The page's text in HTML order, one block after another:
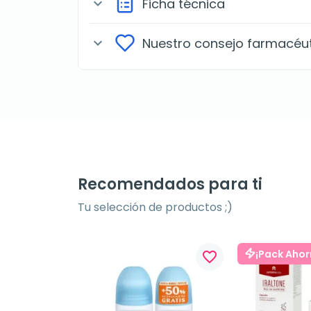
expand_more Ficha técnica
expand_more Nuestro consejo
Recomendados para ti
Tu selección de productos ;)
favorite_border ¡Pack